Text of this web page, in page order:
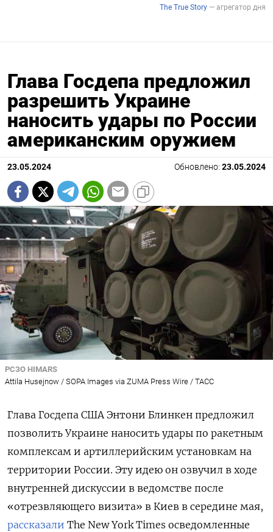
Глава Госдепа предложил
разрешить Украине
наносить удары по России
американским оружием
23.05.2024 Обновлено: 23.05.2024
РСЗО HIMARS
Attila Husejnow / SOPA Images via ZUMA Press Wire / ТАСС
Глава Госдепа США Энтони Блинкен предложил
позволить Украине наносить удары по ракетным
комплексам и артиллерийским установкам на
территории России. Эту идею он озвучил в ходе
внутренней дискуссии в ведомстве после
«отрезвляющего визита» в Киев в середине мая,
рассказали The New York Times осведомленные